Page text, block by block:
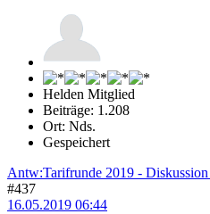
Helden Mitglied
Beiträge: 1.208
Ort: Nds.
Gespeichert
Antw:Tarifrunde 2019 -
#437
16.05.2019 06:44